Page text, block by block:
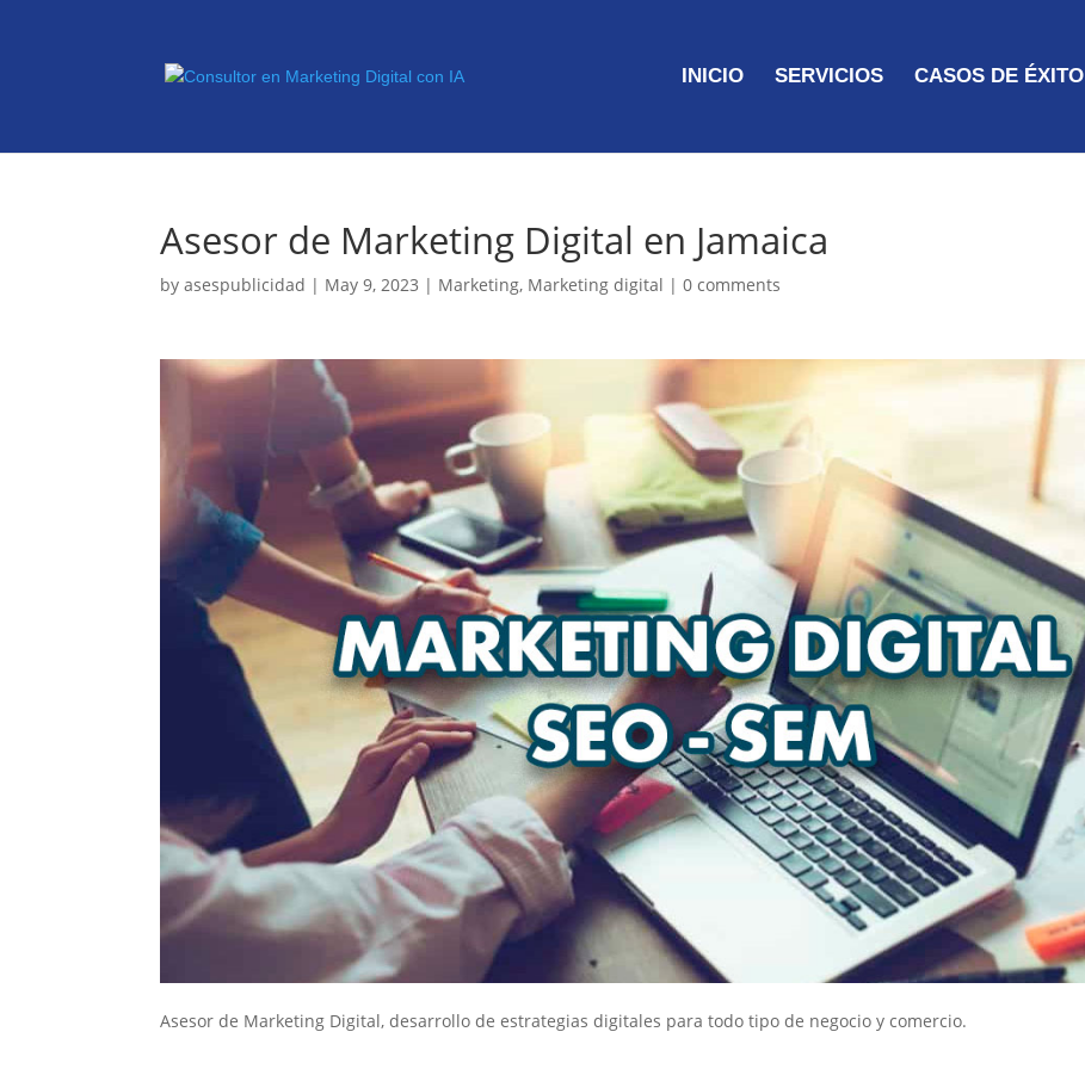
INICIO SERVICIOS CASOS DE ÉXITO
Asesor de Marketing Digital en Jamaica
byasespublicidad | May 9, 2023 | Marketing, Marketing digital |0 comments
Asesor de Marketing Digital, desarrollo de estrategias digitales para todo tipo de negocio y comercio.